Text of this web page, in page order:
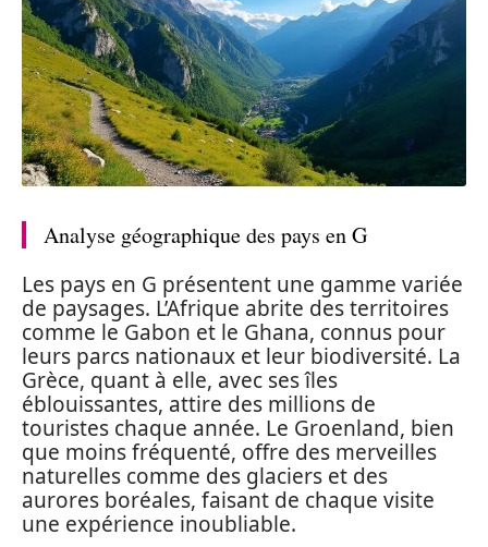
Analyse géographique des pays en G
Les pays en G présentent une gamme variée
de paysages. L’Afrique abrite des territoires
comme le Gabon et le Ghana, connus pour
leurs parcs nationaux et leur biodiversité. La
Grèce, quant à elle, avec ses îles
éblouissantes, attire des millions de
touristes chaque année. Le Groenland, bien
que moins fréquenté, offre des merveilles
naturelles comme des glaciers et des
aurores boréales, faisant de chaque visite
une expérience inoubliable.